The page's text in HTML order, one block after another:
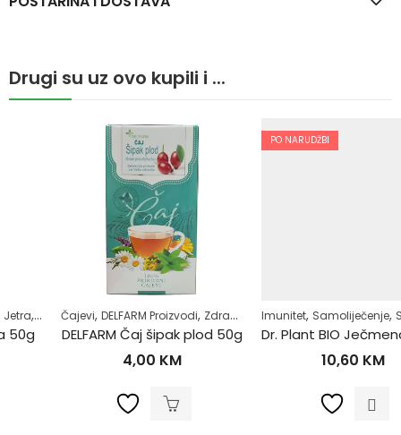
Drugi su uz ovo kupili i ...
,Zdrav život
Čajevi DELFARM Proizvodi,Zdrav život
DELFARM Čaj šipak plod 50g
KM
PO NARUDŽBI
Imunitet ,Samoliječenje,Stres i nesanica
Dr. Plant BIO Ječmena trava u prahu (Hordeum vulgare) 100g
KM